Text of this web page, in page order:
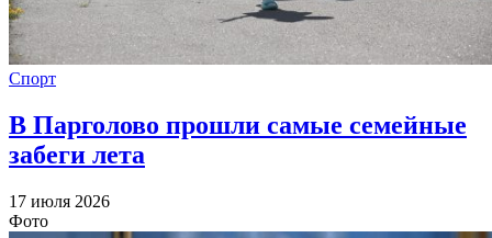
Спорт
В Парголово прошли самые семейные
забеги лета
17 июля 2026
Фото